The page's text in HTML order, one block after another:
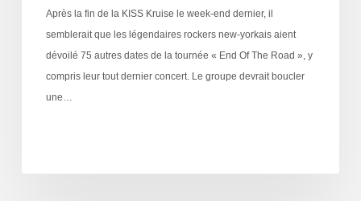
Après la fin de la KISS Kruise le week-end dernier, il
semblerait que les légendaires rockers new-yorkais aient
dévoilé 75 autres dates de la tournée « End Of The Road », y
compris leur tout dernier concert. Le groupe devrait boucler
une…